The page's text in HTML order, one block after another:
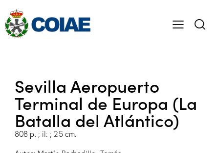
Sevilla Aeropuerto
Terminal de Europa (La
Batalla del Atlántico)
808 p. ; il: ; 25 cm.